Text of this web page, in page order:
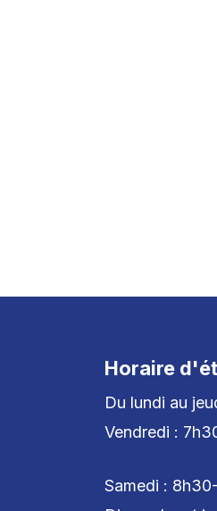
Horaire
Du lundi au
Vendredi
Samedi :